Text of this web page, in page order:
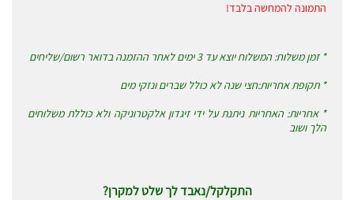
התמונה להמחשה בלבד!
* זמן משלוח: המשלוח יוצא עד 3 ימים לאחר ההזמנה בדואר רשום/שליחים
* תקופת אחריות:חצי שנה לא כולל שברים ונזקי מים
* אחריות: האחריות ניתנת על ידי זיגדון אלקטרוניקה ולא כוללת משלוחים
הלך ושוב
התקלקל/נאבד לך שלט למקרן?